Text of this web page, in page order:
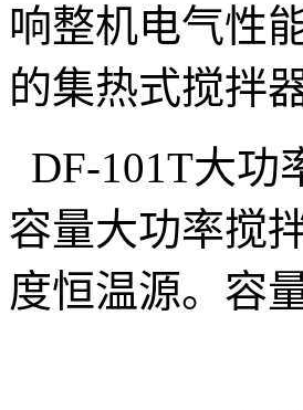
响整机电气性
的集热式搅拌器
DF-101T大功
容量大功率搅
度恒温源。容